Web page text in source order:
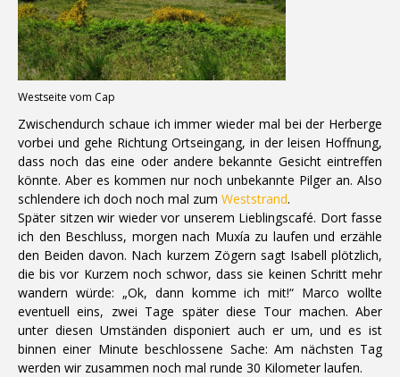
Westseite vom Cap
Zwischendurch schaue ich immer wieder mal bei der Herberge
vorbei und gehe Richtung Ortseingang, in der leisen Hoffnung,
dass noch das eine oder andere bekannte Gesicht eintreffen
könnte. Aber es kommen nur noch unbekannte Pilger an. Also
schlendere ich doch noch mal zum Weststrand.
Später sitzen wir wieder vor unserem Lieblingscafé. Dort fasse
ich den Beschluss, morgen nach Muxía zu laufen und erzähle
den Beiden davon. Nach kurzem Zögern sagt Isabell plötzlich,
die bis vor Kurzem noch schwor, dass sie keinen Schritt mehr
wandern würde: „Ok, dann komme ich mit!“ Marco wollte
eventuell eins, zwei Tage später diese Tour machen. Aber
unter diesen Umständen disponiert auch er um, und es ist
binnen einer Minute beschlossene Sache: Am nächsten Tag
werden wir zusammen noch mal runde 30 Kilometer laufen.